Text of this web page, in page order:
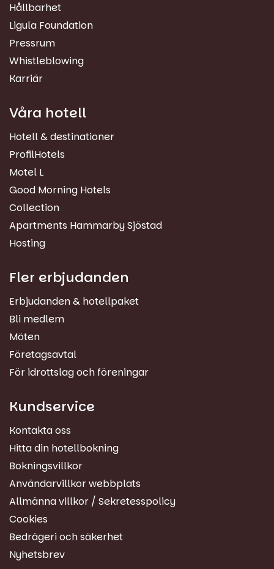
Hållbarhet
Ligula Foundation
Pressrum
Whistleblowing
Karriär
Våra hotell
Hotell & destinationer
ProfilHotels
Motel L
Good Morning Hotels
Collection
Apartments Hammarby Sjöstad
Hosting
Fler erbjudanden
Erbjudanden & hotellpaket
Bli medlem
Möten
Företagsavtal
För idrottslag och föreningar
Kundservice
Kontakta oss
Hitta din hotellbokning
Bokningsvillkor
Användarvillkor webbplats
Allmänna villkor / Sekretesspolicy
Cookies
Bedrägeri och säkerhet
Nyhetsbrev